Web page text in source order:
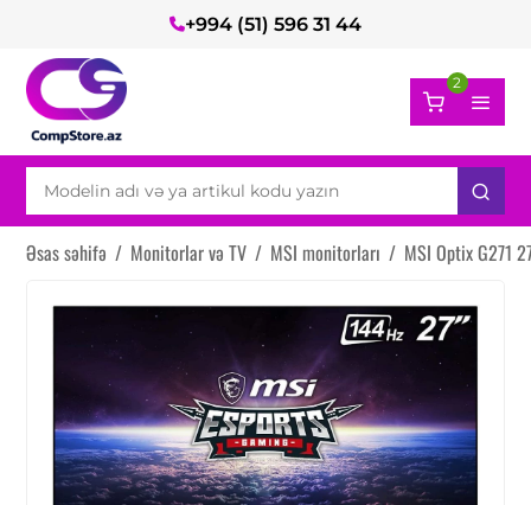
+994 (51) 596 31 44
2
Əsas səhifə / Monitorlar və TV / MSI monitorları / MSI Optix G271